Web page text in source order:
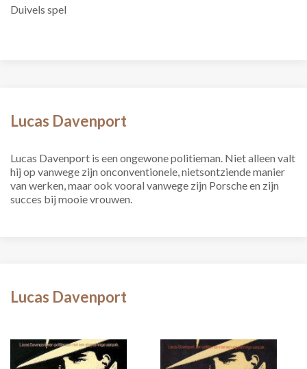
Duivels spel
Lucas Davenport
Lucas Davenport is een ongewone politieman. Niet alleen valt
hij op vanwege zijn onconventionele, nietsontziende manier
van werken, maar ook vooral vanwege zijn Porsche en zijn
succes bij mooie vrouwen.
Lucas Davenport